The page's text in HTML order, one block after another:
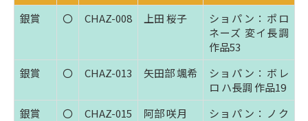
銀賞
〇 CHAZ-008 上田 桜子
ショパン：ポロ
ネーズ 変イ長調
作品53
銀賞
〇 CHAZ-013 矢田部 颯希
ショパン：ボレ
ロ ハ長調 作品19
銀賞
〇 CHAZ-015 阿部 咲月
ショパン：ノク